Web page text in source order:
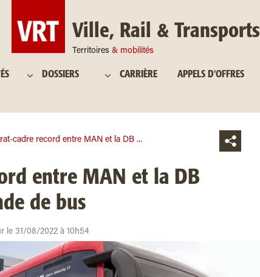
Ville, Rail & Transports
Territoires & mobilités
DOSSIERS CARRIÈRE APPELS D'OFFRES
cadre record entre MAN et la DB ...
entre MAN et la DB
de bus
le 31/08/2022 à 10h54